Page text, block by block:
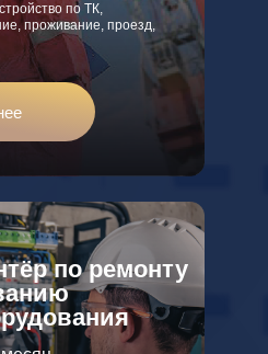
по ТК,
проживание, проезд,
по ремонту